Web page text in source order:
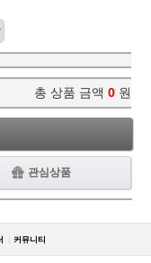
총 상품 금액 0 원
관심상품
커뮤니티